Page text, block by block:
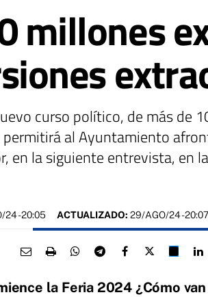
millones
curso político, de más de
al Ayuntamiento
en la siguiente entrevista, en
24- 20:05 ACTUALIZADO: 29/AGO/24 - 20:07
la Feria 2024 ¿Cómo van